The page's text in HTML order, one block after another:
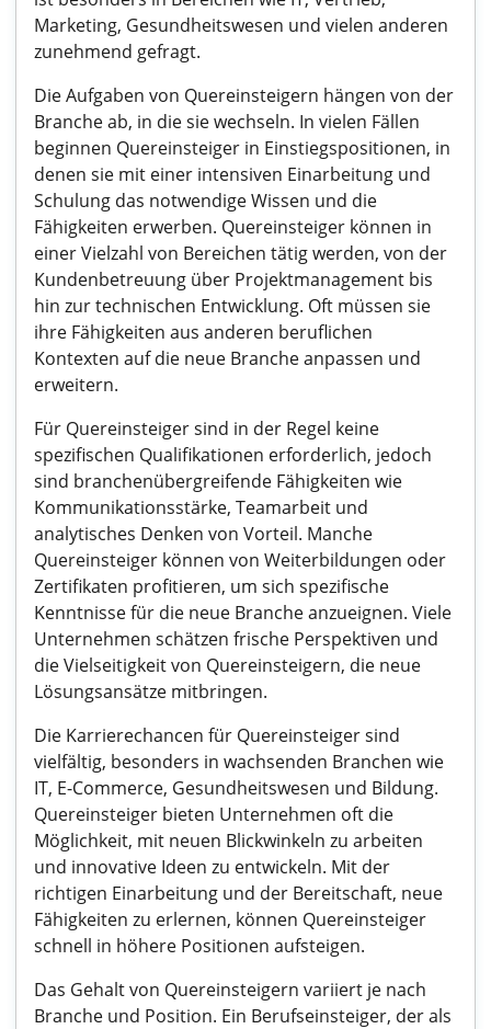
Marketing, Gesundheitswesen und vielen anderen
zunehmend gefragt.
Die Aufgaben von Quereinsteigern hängen von der
Branche ab, in die sie wechseln. In vielen Fällen
beginnen Quereinsteiger in Einstiegspositionen, in
denen sie mit einer intensiven Einarbeitung und
Schulung das notwendige Wissen und die
Fähigkeiten erwerben. Quereinsteiger können in
einer Vielzahl von Bereichen tätig werden, von der
Kundenbetreuung über Projektmanagement bis
hin zur technischen Entwicklung. Oft müssen sie
ihre Fähigkeiten aus anderen beruflichen
Kontexten auf die neue Branche anpassen und
erweitern.
Für Quereinsteiger sind in der Regel keine
spezifischen Qualifikationen erforderlich, jedoch
sind branchenübergreifende Fähigkeiten wie
Kommunikationsstärke, Teamarbeit und
analytisches Denken von Vorteil. Manche
Quereinsteiger können von Weiterbildungen oder
Zertifikaten profitieren, um sich spezifische
Kenntnisse für die neue Branche anzueignen. Viele
Unternehmen schätzen frische Perspektiven und
die Vielseitigkeit von Quereinsteigern, die neue
Lösungsansätze mitbringen.
Die Karrierechancen für Quereinsteiger sind
vielfältig, besonders in wachsenden Branchen wie
IT, E-Commerce, Gesundheitswesen und Bildung.
Quereinsteiger bieten Unternehmen oft die
Möglichkeit, mit neuen Blickwinkeln zu arbeiten
und innovative Ideen zu entwickeln. Mit der
richtigen Einarbeitung und der Bereitschaft, neue
Fähigkeiten zu erlernen, können Quereinsteiger
schnell in höhere Positionen aufsteigen.
Das Gehalt von Quereinsteigern variiert je nach
Branche und Position. Ein Berufseinsteiger, der als